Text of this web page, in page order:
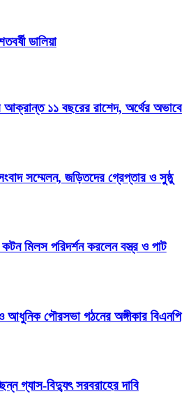
ডালিয়া
আক্রান্ত ১১ বছরের রাশেদ, অর্থের অভাবে
সম্মেলন, জড়িতদের গ্রেপ্তার ও সুষ্ঠু
মিলস পরিদর্শন করলেন বস্ত্র ও পাট
আধুনিক পৌরসভা গঠনের অঙ্গীকার বিএনপি
গ্যাস-বিদ্যুৎ সরবরাহের দাবি